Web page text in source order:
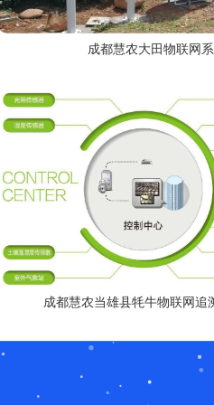
成都慧农大田物联网
成都慧农当雄县牦牛物联网追